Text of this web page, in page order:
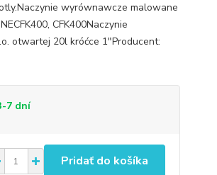
wyrównawcze malowane
CFK400Naczynie
otwartej 20l króćce 1"Producent:
7 dní
Pridať do košíka